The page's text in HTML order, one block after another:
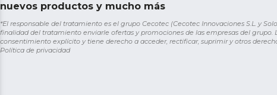
nuevos productos y mucho más
*El responsable del tratamiento es el grupo Cecotec (Cecotec Innovaciones S.L. y
finalidad del tratamiento enviarle ofertas y promociones de las empresas del grupo.
consentimiento explícito y tiene derecho a acceder, rectificar, suprimir y otros
Política de privacidad